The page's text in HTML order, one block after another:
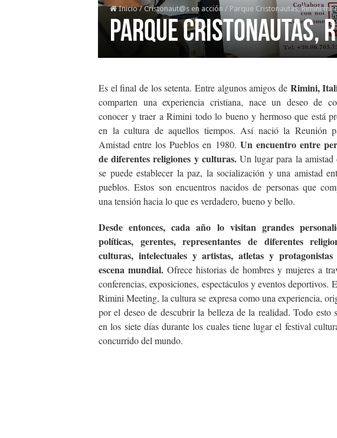
Inicio / Cristonaut@s en acción / Parque Cristonautas, Rimini
Parque Cristonautas,
Es el final de los setenta. Entre algunos amigos de Rimini,
comparten una experiencia cristiana, nace un deseo de
conocer y traer a Rimini todo lo bueno y hermoso que está
en la cultura de aquellos tiempos. Así nació la Reunión
Amistad entre los Pueblos en 1980. Un encuentro entre
de diferentes religiones y culturas.Un lugar para la amistad
se puede establecer la paz, la socialización y una amistad
pueblos. Estos son encuentros nacidos de personas que
una tensión hacia lo que es verdadero, bueno y bello.
Desde entonces, cada año lo visitan grandes
políticas, gerentes, representantes de diferentes
culturas, intelectuales y artistas, atletas y
escena mundial.Ofrece historias de hombres y mujeres a
conferencias, exposiciones, espectáculos y eventos deportivos.
Rimini Meeting, la cultura se expresa como una experiencia,
por el deseo de descubrir la belleza de la realidad. Todo esto
en los siete días durante los cuales tiene lugar el festival
concurrido del mundo.